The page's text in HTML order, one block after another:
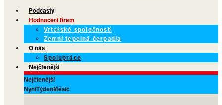
Podcasty
Hodnocení firem
Vrtařské společnosti
Zemní tepelná čerpadla
O nás
Spolupráce
Nejčtenější
Nejčtenější
NyníTýdenMěsíc